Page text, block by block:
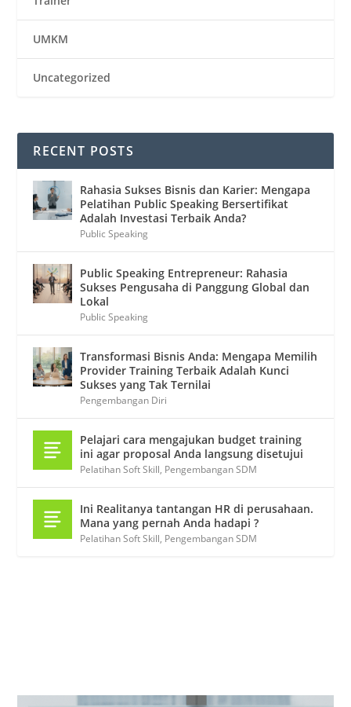
UMKM
Uncategorized
RECENT POSTS
Rahasia Sukses Bisnis dan Karier: Mengapa
Pelatihan Public Speaking Bersertifikat
Adalah Investasi Terbaik Anda?
Public Speaking
Public Speaking Entrepreneur: Rahasia
Sukses Pengusaha di Panggung Global dan
Lokal
Public Speaking
Transformasi Bisnis Anda: Mengapa Memilih
Provider Training Terbaik Adalah Kunci
Sukses yang Tak Ternilai
Pengembangan Diri
Pelajari cara mengajukan budget training
ini agar proposal Anda langsung disetujui
Pelatihan Soft Skill, Pengembangan SDM
Ini Realitanya tantangan HR di perusahaan.
Mana yang pernah Anda hadapi ?
Pelatihan Soft Skill, Pengembangan SDM